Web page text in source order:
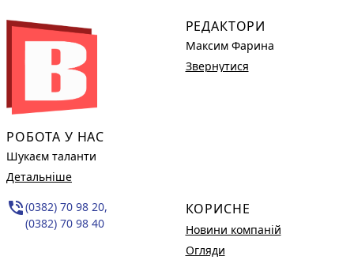
РОБОТА У НАС
Шукаєм таланти
Детальніше
phone_in_talk(0382) 70 98 20,
(0382) 70 98 40
РЕДАКТОРИ
Максим Фарина
Звернутися
КОРИСНЕ
Новини компаній
Огляди